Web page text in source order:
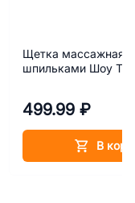
Щетка массажная
шпильками Шоу
499.99 ₽
В